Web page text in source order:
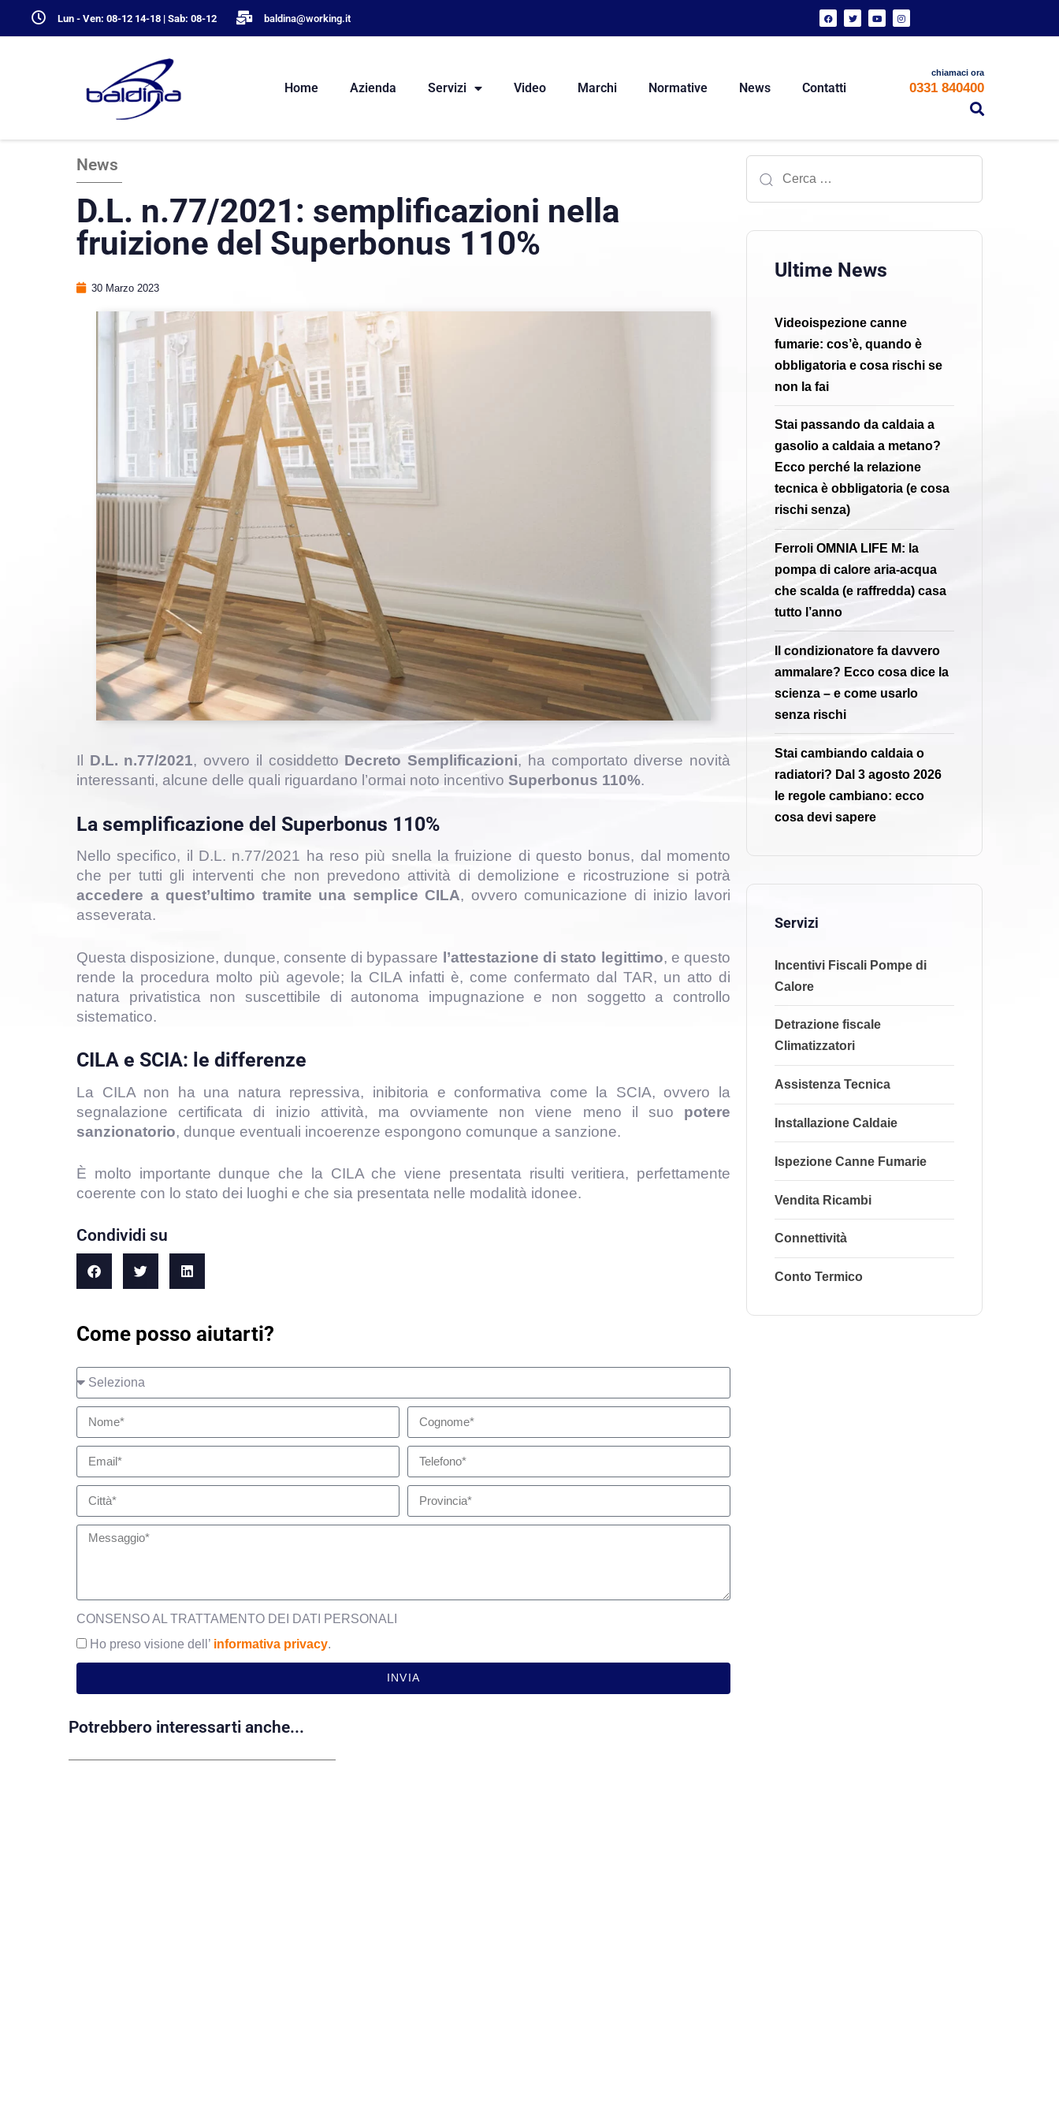
Lun - Ven: 08-12 14-18 | Sab: 08-12 baldina@working.it
Home Azienda Servizi Video Marchi Normative News Contatti
chiamaci ora
0331 840400
News
D.L. n.77/2021: semplificazioni nella
fruizione del Superbonus 110%
30 Marzo 2023
Il D.L. n.77/2021, ovvero il cosiddetto Decreto Semplificazioni, ha comportato diverse novità
interessanti, alcune delle quali riguardano l’ormai noto incentivo Superbonus 110%.
La semplificazione del Superbonus 110%
Nello specifico, il D.L. n.77/2021 ha reso più snella la fruizione di questo bonus, dal momento
che per tutti gli interventi che non prevedono attività di demolizione e ricostruzione si potrà
accedere a quest’ultimo tramite una semplice CILA, ovvero comunicazione di inizio lavori
asseverata.
Questa disposizione, dunque, consente di bypassare l’attestazione di stato legittimo, e questo
rende la procedura molto più agevole; la CILA infatti è, come confermato dal TAR, un atto di
natura privatistica non suscettibile di autonoma impugnazione e non soggetto a controllo
sistematico.
CILA e SCIA: le differenze
La CILA non ha una natura repressiva, inibitoria e conformativa come la SCIA, ovvero la
segnalazione certificata di inizio attività, ma ovviamente non viene meno il suo potere
sanzionatorio, dunque eventuali incoerenze espongono comunque a sanzione.
È molto importante dunque che la CILA che viene presentata risulti veritiera, perfettamente
coerente con lo stato dei luoghi e che sia presentata nelle modalità idonee.
Condividi su
Come posso aiutarti?
CONSENSO AL TRATTAMENTO DEI DATI PERSONALI
Ho preso visione dell’ informativa privacy.
INVIA
Ultime News
Videoispezione canne
fumarie: cos’è, quando è
obbligatoria e cosa rischi se
non la fai
Stai passando da caldaia a
gasolio a caldaia a metano?
Ecco perché la relazione
tecnica è obbligatoria (e cosa
rischi senza)
Ferroli OMNIA LIFE M: la
pompa di calore aria-acqua
che scalda (e raffredda) casa
tutto l’anno
Il condizionatore fa davvero
ammalare? Ecco cosa dice la
scienza – e come usarlo
senza rischi
Stai cambiando caldaia o
radiatori? Dal 3 agosto 2026
le regole cambiano: ecco
cosa devi sapere
Servizi
Incentivi Fiscali Pompe di
Calore
Detrazione fiscale
Climatizzatori
Assistenza Tecnica
Installazione Caldaie
Ispezione Canne Fumarie
Vendita Ricambi
Connettività
Conto Termico
Potrebbero interessarti anche...